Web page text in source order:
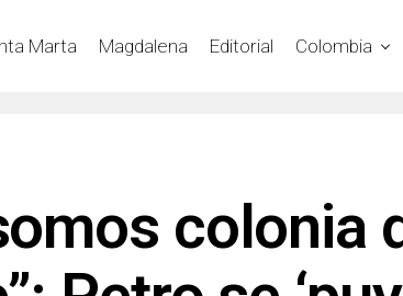
Marta Magdalena Editorial Colombia
colonia